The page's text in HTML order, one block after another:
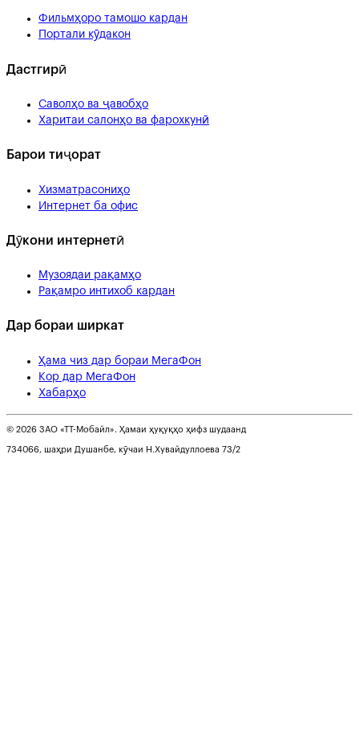
Фильмҳоро тамошо кардан
Портали кӯдакон
Дастгирӣ
Саволҳо ва ҷавобҳо
Харитаи салонҳо ва фарохкунӣ
Барои тиҷорат
Хизматрасониҳо
Интернет ба офис
Дӯкони интернетӣ
Музоядаи рақамҳо
Рақамро интихоб кардан
Дар бораи ширкат
Ҳама чиз дар бораи МегаФон
Кор дар МегаФон
Хабарҳо
© 2026 ЗАО «ТТ-Мобайл». Ҳамаи ҳуқуқҳо ҳифз шудаанд
734066, шаҳри Душанбе, кӯчаи Н.Хувайдуллоева 73/2